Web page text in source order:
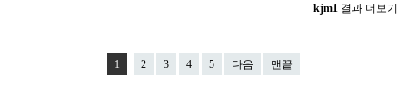
kjm1 결과 더보기
1 2 3 4 5 다음 맨끝